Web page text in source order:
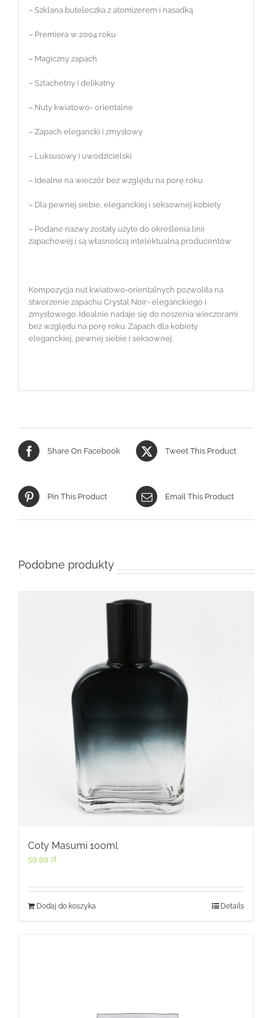
– Szklana buteleczka z atomizerem i nasadką
– Premiera w 2004 roku
– Magiczny zapach
– Szlachetny i delikatny
– Nuty kwiatowo- orientalne
– Zapach elegancki i zmysłowy
– Luksusowy i uwodzicielski
– Idealne na wieczór bez względu na porę roku
– Dla pewnej siebie, eleganckiej i seksownej kobiety
– Podane nazwy zostały użyte do określenia linii
zapachowej i są własnością intelektualną producentów
Kompozycja nut kwiatowo-orientalnych pozwoliła na
stworzenie zapachu Crystal Noir- eleganckiego i
zmysłowego. Idealnie nadaje się do noszenia wieczorami
bez względu na porę roku. Zapach dla kobiety
eleganckiej, pewnej siebie i seksownej.
Share On Facebook Tweet This Product
Pin This Product Email This Product
Podobne produkty
Coty Masumi 100ml
59,99 zł
Dodaj do koszyka Details